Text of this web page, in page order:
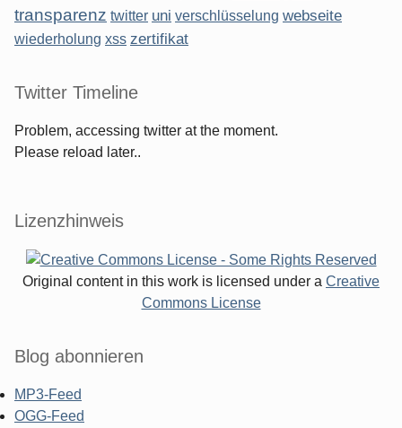
transparenz twitter uni verschlüsselung webseite
wiederholung xss zertifikat
Twitter Timeline
Problem, accessing twitter at the moment.
Please reload later..
Lizenzhinweis
Original content in this work is licensed under a Creative
Commons License
Blog abonnieren
MP3-Feed
OGG-Feed